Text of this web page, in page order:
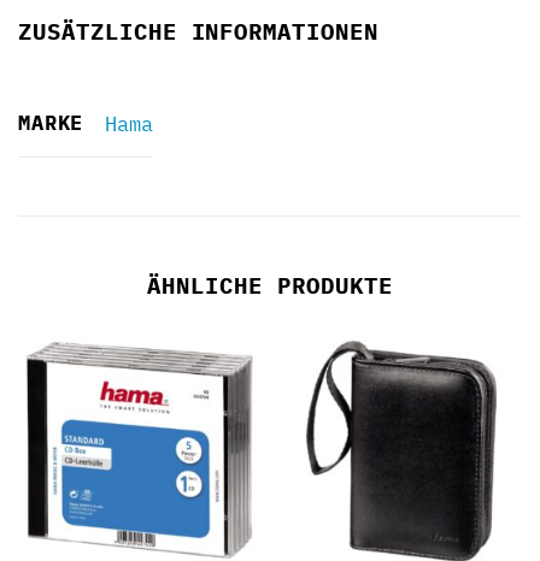
ZUSÄTZLICHE INFORMATIONEN
MARKE Hama
ÄHNLICHE PRODUKTE